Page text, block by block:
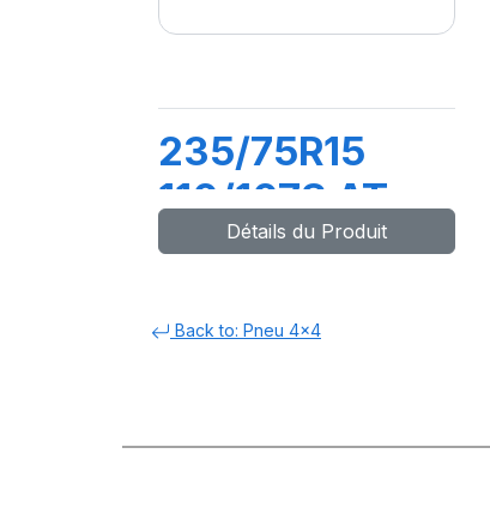
235/75R15
110/107S AT
T/A KO3 LRD
Détails du Produit
Back to: Pneu 4x4